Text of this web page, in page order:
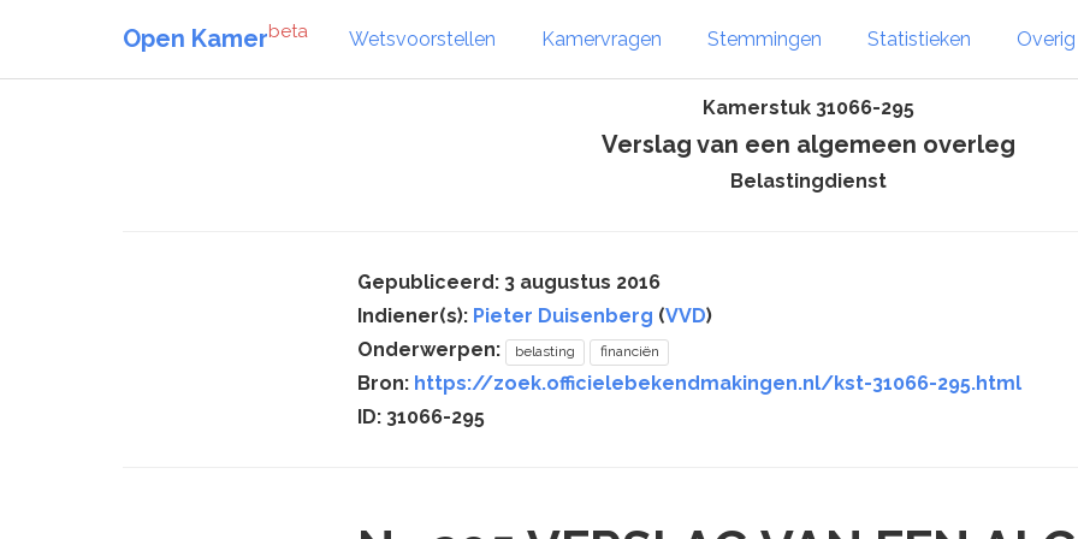
Open Kamerbeta Wetsvoorstellen Kamervragen Stemmingen Statistieken
Kamerstuk 31066-295
Verslag van een algemeen overleg
Belastingdienst
Gepubliceerd: 3 augustus 2016
Indiener(s): Pieter Duisenberg (VVD)
Onderwerpen:
belasting financiën
Bron: https://zoek.officielebekendmakingen.nl/kst-31066-295.html
ID: 31066-295